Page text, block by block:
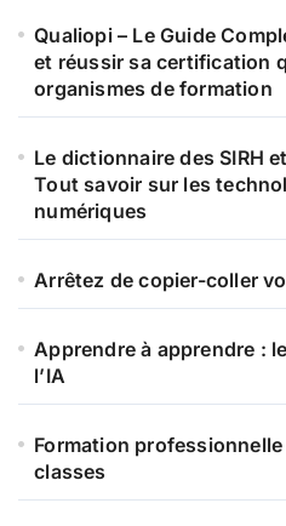
Qualiopi – Le Guide
et réussir sa certification
organismes de formation
Le dictionnaire des SIRH
Tout savoir sur les
numériques
Arrêtez de copier-coller
Apprendre à apprendre :
l’IA
Formation
classes